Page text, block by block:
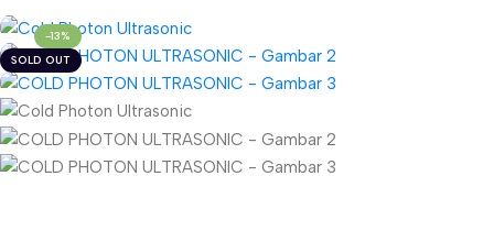
-13%
SOLD OUT